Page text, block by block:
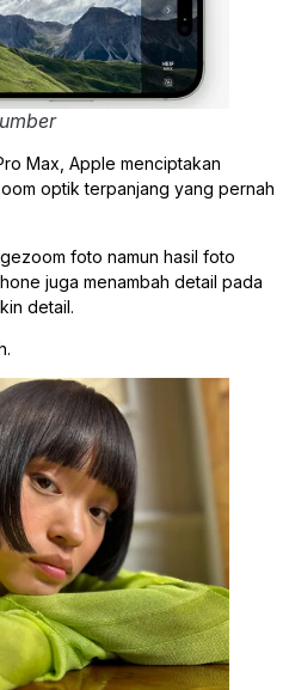
Max, Apple menciptakan
optik terpanjang yang pernah
foto namun hasil foto
juga menambah detail pada
detail.